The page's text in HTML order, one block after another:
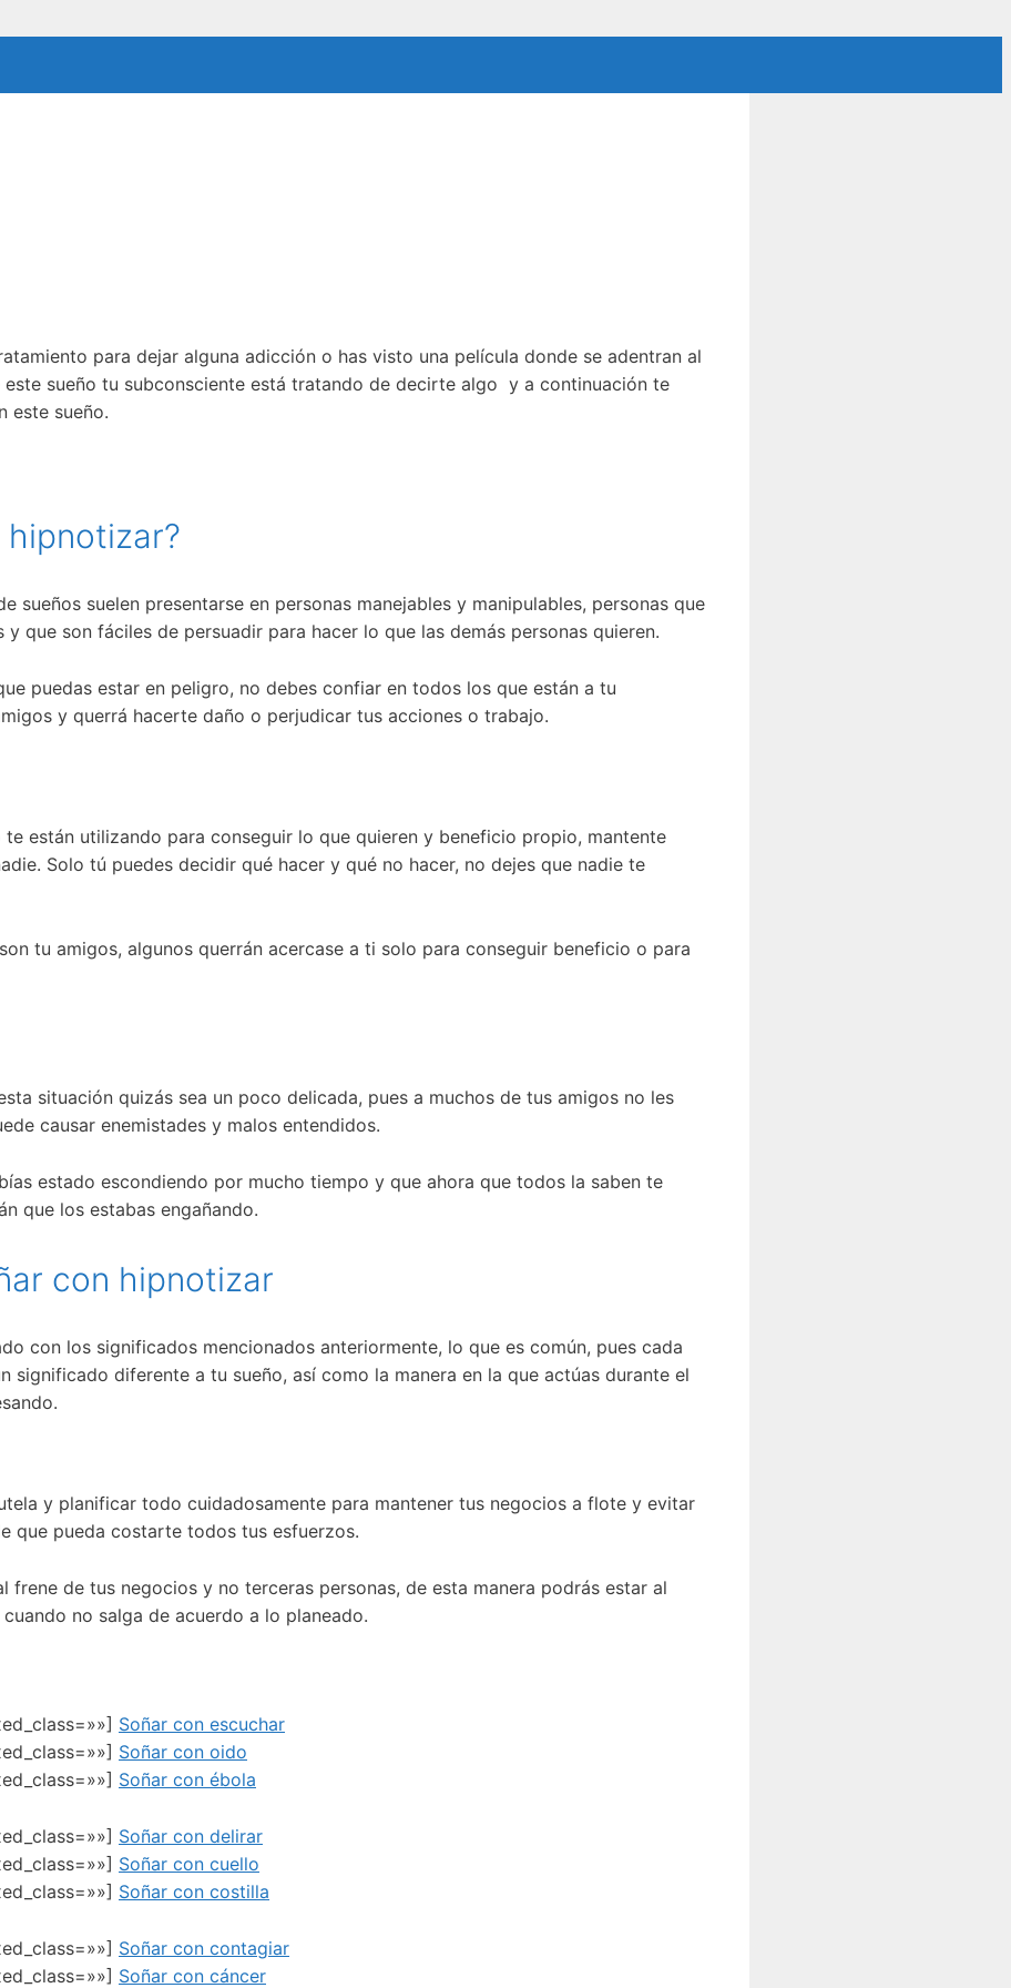
para dejar alguna adicción o has visto una película donde se adentran al
este sueño tu subconsciente está tratando de decirte algo y a continuación te
este sueño.
suelen presentarse en personas manejables y manipulables, personas que
que son fáciles de persuadir para hacer lo que las demás personas quieren.
puedas estar en peligro, no debes confiar en todos los que están a tu
y querrá hacerte daño o perjudicar tus acciones o trabajo.
están utilizando para conseguir lo que quieren y beneficio propio, mantente
Solo tú puedes decidir qué hacer y qué no hacer, no dejes que nadie te
tu amigos, algunos querrán acercase a ti solo para conseguir beneficio o para
situación quizás sea un poco delicada, pues a muchos de tus amigos no les
causar enemistades y malos entendidos.
estado escondiendo por mucho tiempo y que ahora que todos la saben te
que los estabas engañando.
con hipnotizar
con los significados mencionados anteriormente, lo que es común, pues cada
diferente a tu sueño, así como la manera en la que actúas durante el
y planificar todo cuidadosamente para mantener tus negocios a flote y evitar
que pueda costarte todos tus esfuerzos.
frene de tus negocios y no terceras personas, de esta manera podrás estar al
no salga de acuerdo a lo planeado.
Soñar con escuchar
Soñar con oido
Soñar con ébola
Soñar con delirar
Soñar con cuello
Soñar con costilla
Soñar con contagiar
Soñar con cáncer